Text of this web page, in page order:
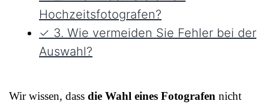
Hochzeitsfotografen?
✓ 3. Wie vermeiden Sie Fehler bei der
Auswahl?
Wir wissen, dass die Wahl eines Fotografen nicht